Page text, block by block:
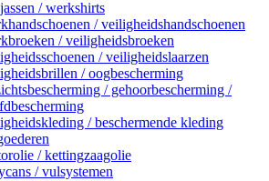
/ werkshirts
/ veiligheidshandschoenen
/ veiligheidsbroeken
/ veiligheidslaarzen
/ oogbescherming
/ gehoorbescherming /
/ beschermende kleding
/ kettingzaagolie
/ vulsystemen